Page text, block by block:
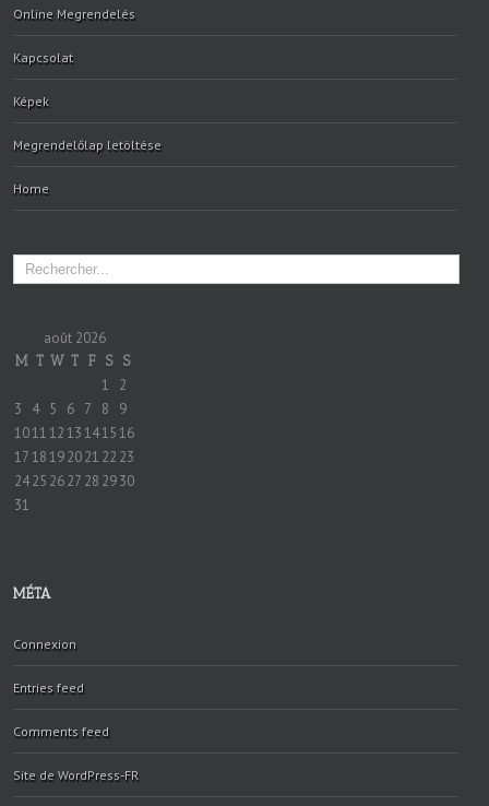
Online Megrendelés
Kapcsolat
Képek
Megrendelőlap letöltése
Home
août 2026
M T W T F S S
1
2
3
4 5 6 7 8
9
10111213141516
1718192021 22 23
2425 2627 28 2930
31
MÉTA
Connexion
Entries feed
Comments feed
Site de WordPress-FR